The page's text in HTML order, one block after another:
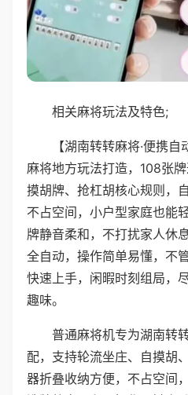
相关麻将玩法及特色;
【湖南转转麻将·便携
麻将地方玩法打造，108张
摸胡牌、抢杠胡核心规则，
不占空间，小户型家庭也能
牌静音柔和，不打扰家人休
全自动，操作简单易懂，不
快速上手，闲暇时刻组局，
趣味。
普通麻将机专为湖南转
配，支持轮流坐庄、自摸胡
器折叠收纳方便，不占空间